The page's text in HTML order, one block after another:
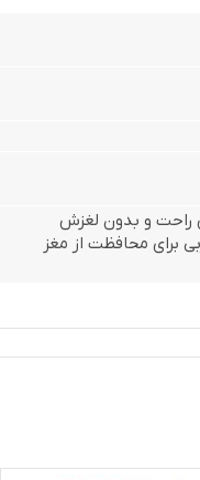
راحت و بدون لغزش
برای محافظت از مغز